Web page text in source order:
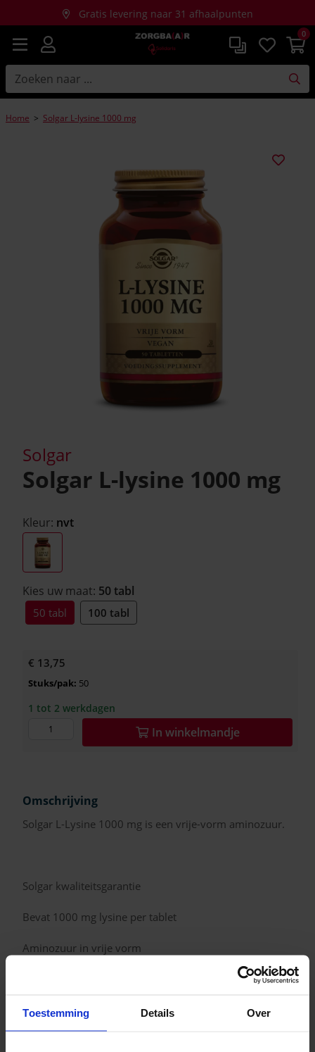
Toestemming Details Over
0
Gratis levering naar 31 afhaalpunten
Gratis thuislevering bij aankopen vanaf €150
Home > Solgar L-lysine 1000 mg
Solgar
Solgar L-lysine 1000 mg
Kleur: nvt
Kies uw maat: 50 tabl
50 tabl 100 tabl
€ 13,75
Stuks/pak: 50
1 tot 2 werkdagen
In winkelmandje
Omschrijving
Solgar L-Lysine 1000 mg is een vrije-vorm aminozuur.
Solgar kwaliteitsgarantie
Bevat 1000 mg lysine per tablet
Aminozuur in vrije vorm
De donkere glazen verpakking biedt de meest
vocht en licht